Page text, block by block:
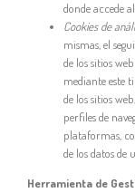
donde accede
Cookies de
mismas, el
de los sitios
mediante este
de los sitios
perfiles de
plataformas,
de los datos de
Herramienta de